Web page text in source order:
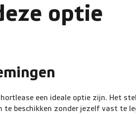
optie
een ideale optie zijn. Het
te beschikken zonder jezelf vast te